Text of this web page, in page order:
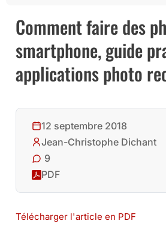
Comment faire des
smartphone, guide
applications photo
12 septembre 2018
Jean-Christophe Dichant
9
PDF
Télécharger l'article en PDF